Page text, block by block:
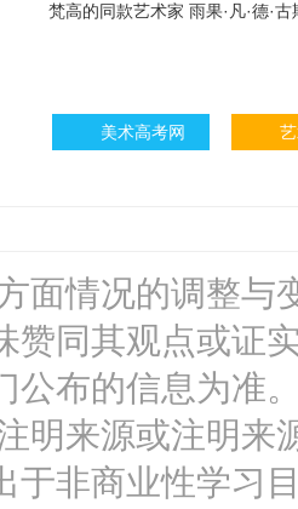
梵高的同款艺术家 雨果·凡·德·
美术高考网
面情况的调整
赞同其观点或证
公布的信息为准
明来源或注明
于非商业性学习